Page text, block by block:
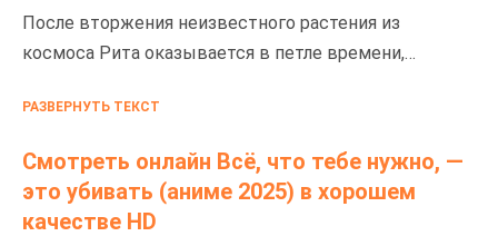
После вторжения неизвестного растения из
космоса Рита оказывается в петле времени,
и снова. С каждым новым циклом она учится. Она
навыки, превращая её в грозного воина. Однако
бесконечный цикл смерти и одиночества начинает
её изматывать. Но затем она встречает Кэйджи. «Я
РАЗВЕРНУТЬ ТЕКСТ
Смотреть онлайн Всё, что тебе нужно, —
это убивать (аниме 2025) в хорошем
качестве HD